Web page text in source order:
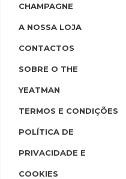
CHAMPAGNE
A NOSSA LOJA
CONTACTOS
SOBRE O THE
YEATMAN
TERMOS E CONDIÇÕES
POLÍTICA DE
PRIVACIDADE E
COOKIES